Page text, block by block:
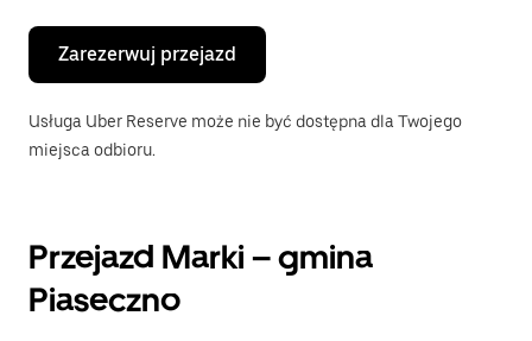
Zarezerwuj przejazd
Usługa Uber Reserve może nie być dostępna dla Twojego
miejsca odbioru.
Przejazd Marki – gmina
Piaseczno